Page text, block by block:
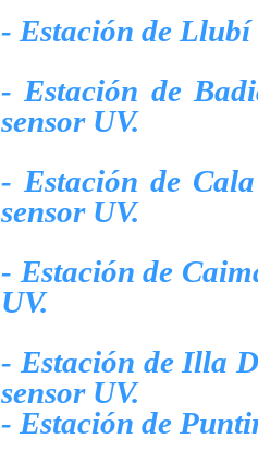
- Estación de Llubí
- Estación de
sensor UV.
- Estación de
sensor UV.
- Estación de
UV.
- Estación de Illa
sensor UV.
- Estación de